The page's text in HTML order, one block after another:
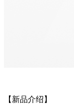
【新品介绍】